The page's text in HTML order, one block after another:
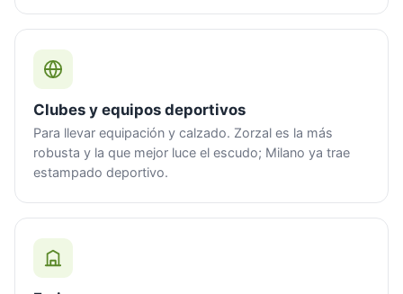
Clubes y equipos deportivos
Para llevar equipación y calzado. Zorzal es la más
robusta y la que mejor luce el escudo; Milano ya trae
estampado deportivo.